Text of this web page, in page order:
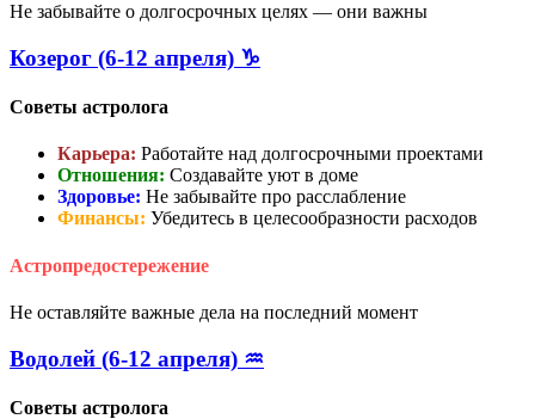
Не забывайте о долгосрочных целях — они важны
Козерог (6-12 апреля) ♑
Советы астролога
Карьера: Работайте над долгосрочными проектами
Отношения: Создавайте уют в доме
Здоровье: Не забывайте про расслабление
Финансы: Убедитесь в целесообразности расходов
Астропредостережение
Не оставляйте важные дела на последний момент
Водолей (6-12 апреля) ♒
Советы астролога